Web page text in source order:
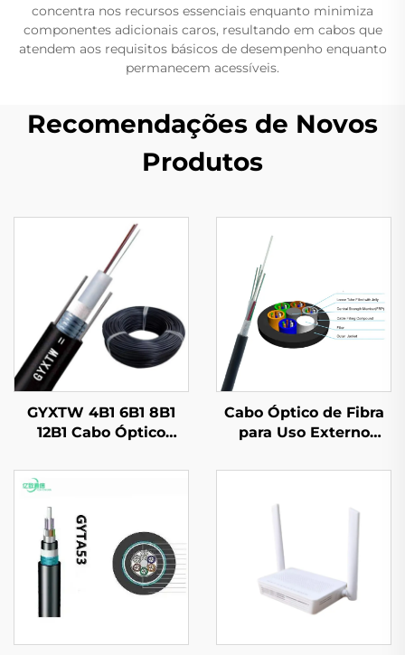
concentra nos recursos essenciais enquanto minimiza
componentes adicionais caros, resultando em cabos que
atendem aos requisitos básicos de desempenho enquanto
permanecem acessíveis.
Recomendações de Novos
Produtos
GYXTW 4B1 6B1 8B1
12B1 Cabo Óptico
Cabo Óptico de Fibra
para Uso Externo
GYFTY63 com 2-288